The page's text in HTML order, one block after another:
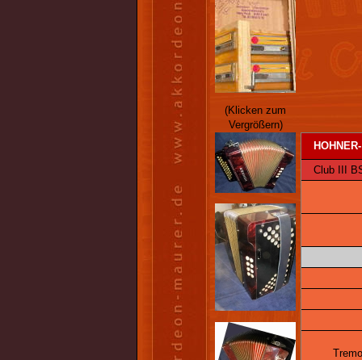
(Klicken zum
Vergrößern)
HOHNER-
Club III